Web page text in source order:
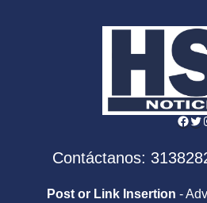
Contáctanos:
Post or Link Insertion -